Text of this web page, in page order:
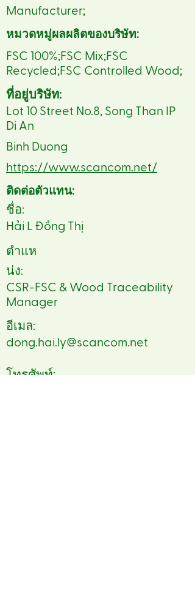
Manufacturer;
หมวดหมู่ผลผลิตของบริษัท:
FSC 100%;FSC Mix;FSC
Recycled;FSC Controlled Wood;
ที่อยู่บริษัท:
Lot 10 Street No.8, Song Than IP
Di An
Binh Duong
https://www.scancom.net/
ติดต่อตัวแทน:
ชื่อ:
Hải L Đồng Thị
ตำแห
น่ง:
CSR-FSC & Wood Traceability
Manager
อีเมล:
dong.hai.ly@scancom.net
โทรศัพท์: